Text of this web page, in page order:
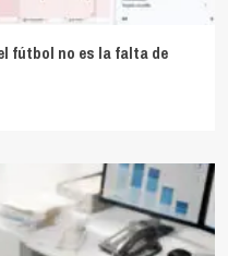
fútbol no es la falta de